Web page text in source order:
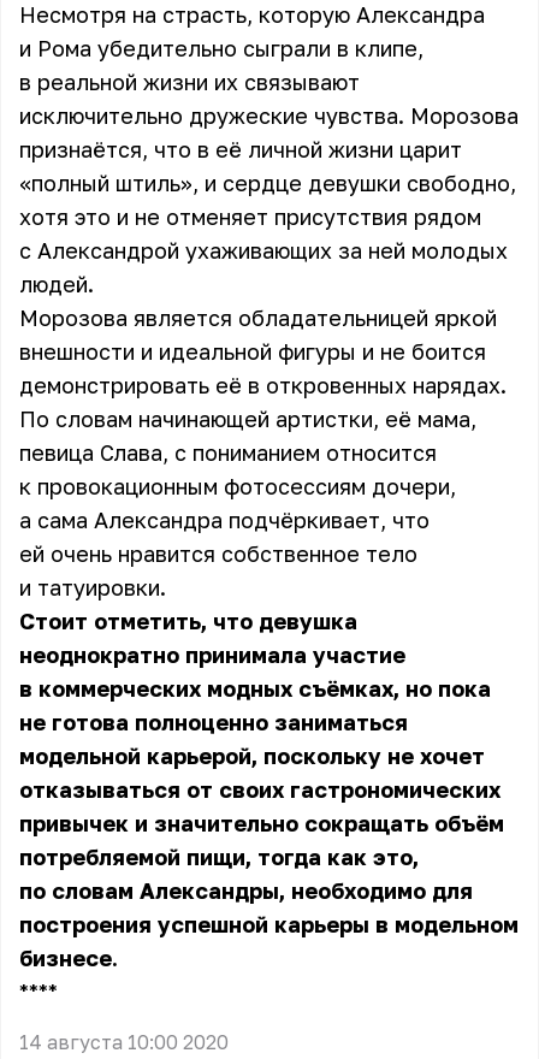
Несмотря на страсть, которую Александра
и Рома убедительно сыграли в клипе,
в реальной жизни их связывают
исключительно дружеские чувства. Морозова
признаётся, что в её личной жизни царит
«полный штиль», и сердце девушки свободно,
хотя это и не отменяет присутствия рядом
с Александрой ухаживающих за ней молодых
людей.
Морозова является обладательницей яркой
внешности и идеальной фигуры и не боится
демонстрировать её в откровенных нарядах.
По словам начинающей артистки, её мама,
певица Слава, с пониманием относится
к провокационным фотосессиям дочери,
а сама Александра подчёркивает, что
ей очень нравится собственное тело
и татуировки.
Стоит отметить, что девушка
неоднократно принимала участие
в коммерческих модных съёмках, но пока
не готова полноценно заниматься
модельной карьерой, поскольку не хочет
отказываться от своих гастрономических
привычек и значительно сокращать объём
потребляемой пищи, тогда как это,
по словам Александры, необходимо для
построения успешной карьеры в модельном
бизнесе.
** **
14 августа 10:00 2020